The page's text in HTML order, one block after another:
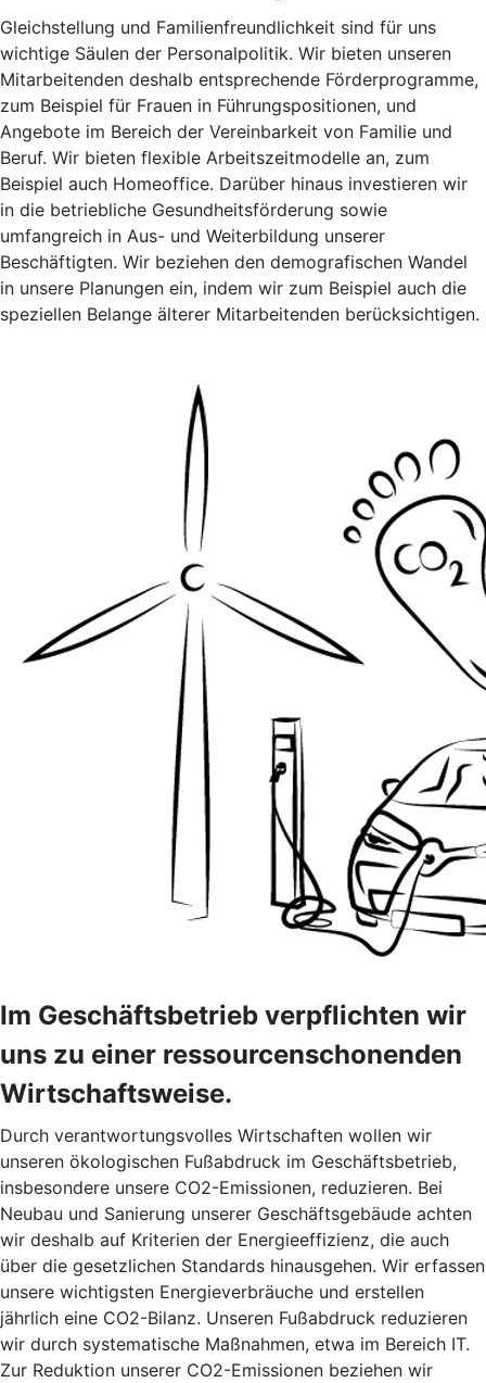
Gleichstellung und Familienfreundlichkeit sind für uns
wichtige Säulen der Personalpolitik. Wir bieten unseren
Mitarbeitenden deshalb entsprechende Förderprogramme,
zum Beispiel für Frauen in Führungspositionen, und
Angebote im Bereich der Vereinbarkeit von Familie und
Beruf. Wir bieten flexible Arbeitszeitmodelle an, zum
Beispiel auch Homeoffice. Darüber hinaus investieren wir
in die betriebliche Gesundheitsförderung sowie
umfangreich in Aus- und Weiterbildung unserer
Beschäftigten. Wir beziehen den demografischen Wandel
in unsere Planungen ein, indem wir zum Beispiel auch die
speziellen Belange älterer Mitarbeitenden berücksichtigen.
Im Geschäftsbetrieb verpflichten wir
uns zu einer ressourcenschonenden
Wirtschaftsweise.
Durch verantwortungsvolles Wirtschaften wollen wir
unseren ökologischen Fußabdruck im Geschäftsbetrieb,
insbesondere unsere CO2-Emissionen, reduzieren. Bei
Neubau und Sanierung unserer Geschäftsgebäude achten
wir deshalb auf Kriterien der Energieeffizienz, die auch
über die gesetzlichen Standards hinausgehen. Wir erfassen
unsere wichtigsten Energieverbräuche und erstellen
jährlich eine CO2-Bilanz. Unseren Fußabdruck reduzieren
wir durch systematische Maßnahmen, etwa im Bereich IT.
Zur Reduktion unserer CO2-Emissionen beziehen wir